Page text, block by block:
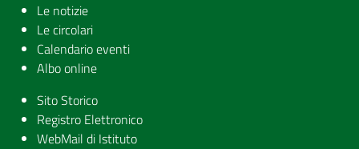
Le notizie
Le circolari
Calendario eventi
Albo online
Sito Storico
Registro Elettronico
WebMail di Istituto